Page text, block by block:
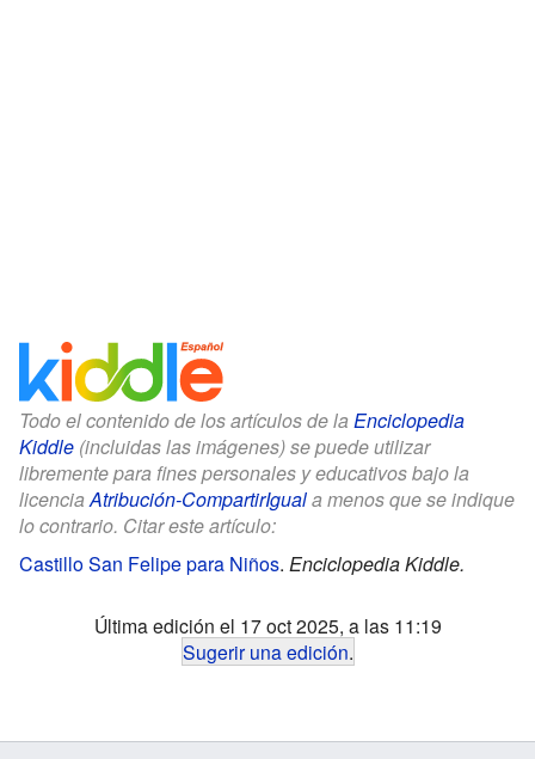
Todo el contenido de los artículos de la Enciclopedia
Kiddle (incluidas las imágenes) se puede utilizar
libremente para fines personales y educativos bajo la
licenciaAtribución-CompartirIguala menos que se indique
lo contrario. Citar este artículo:
Castillo San Felipe para Niños. Enciclopedia Kiddle.
Última edición el 17 oct 2025, a las 11:19
Sugerir una edición.